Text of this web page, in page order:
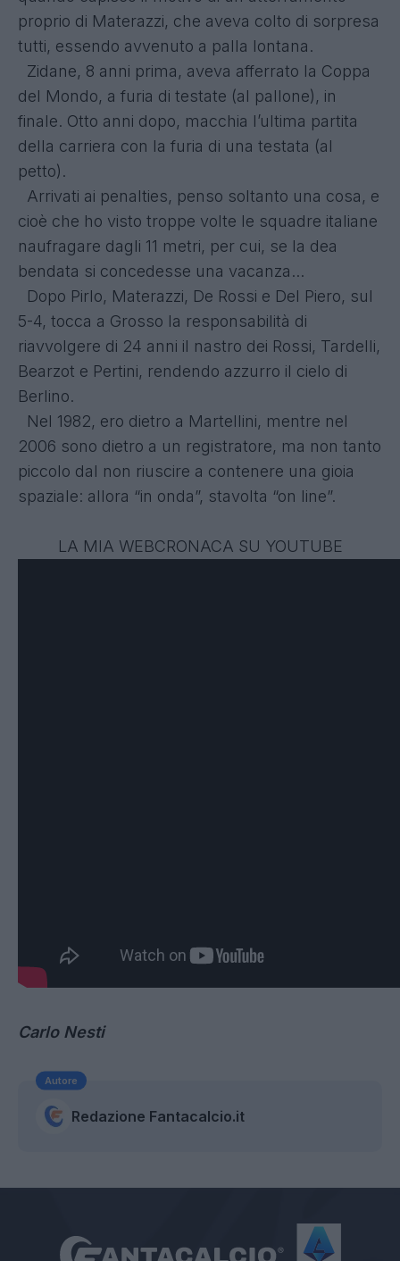
proprio di Materazzi, che aveva colto di sorpresa
tutti, essendo avvenuto a palla lontana.
Zidane, 8 anni prima, aveva afferrato la Coppa
del Mondo, a furia di testate (al pallone), in
finale. Otto anni dopo, macchia l’ultima partita
della carriera con la furia di una testata (al
petto).
Arrivati ai penalties, penso soltanto una cosa, e
cioè che ho visto troppe volte le squadre italiane
naufragare dagli 11 metri, per cui, se la dea
bendata si concedesse una vacanza...
Dopo Pirlo, Materazzi, De Rossi e Del Piero, sul
5-4, tocca a Grosso la responsabilità di
riavvolgere di 24 anni il nastro dei Rossi, Tardelli,
Bearzot e Pertini, rendendo azzurro il cielo di
Berlino.
Nel 1982, ero dietro a Martellini, mentre nel
2006 sono dietro a un registratore, ma non tanto
piccolo dal non riuscire a contenere una gioia
spaziale: allora “in onda”, stavolta “on line”.
LA MIA WEBCRONACA SU YOUTUBE
Carlo Nesti
Autore
Redazione Fantacalcio.it